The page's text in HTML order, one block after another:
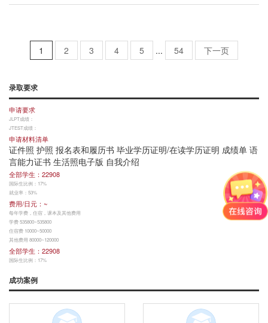
1 2 3 4 5 ... 54 下一页
录取要求
申请要求
JLPT成绩：
JTEST成绩：
申请材料清单
证件照 护照 报名表和履历书 毕业学历证明/在读学历证明 成绩单 语
言能力证书 生活照电子版 自我介绍
全部学生：22908
国际生比例：17%
就业率：53%
费用/日元：~
每年学费，住宿，课本及其他费用
学费 535800~535800
住宿费 10000~50000
其他费用 80000~120000
全部学生：22908
国际生比例：17%
成功案例